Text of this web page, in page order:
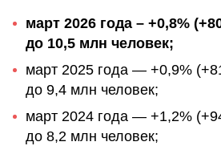
март 2026 года – +0,8%
до 10,5 млн человек;
март 2025 года — +0,9%
до 9,4 млн человек;
март 2024 года — +1,2%
до 8,2 млн человек;